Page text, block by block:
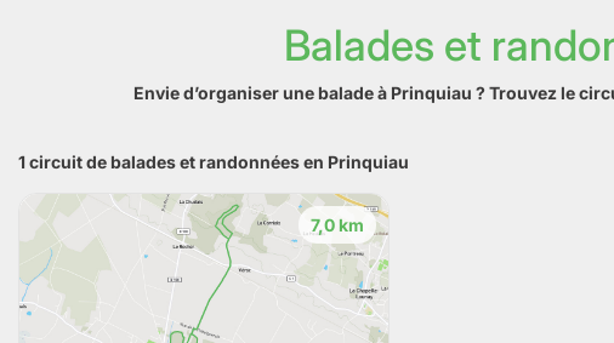
Balades et
Envie d’organiser une balade à Prinquiau ? Trouvez le
1 circuit de balades et randonnées en Prinquiau
7,0 km